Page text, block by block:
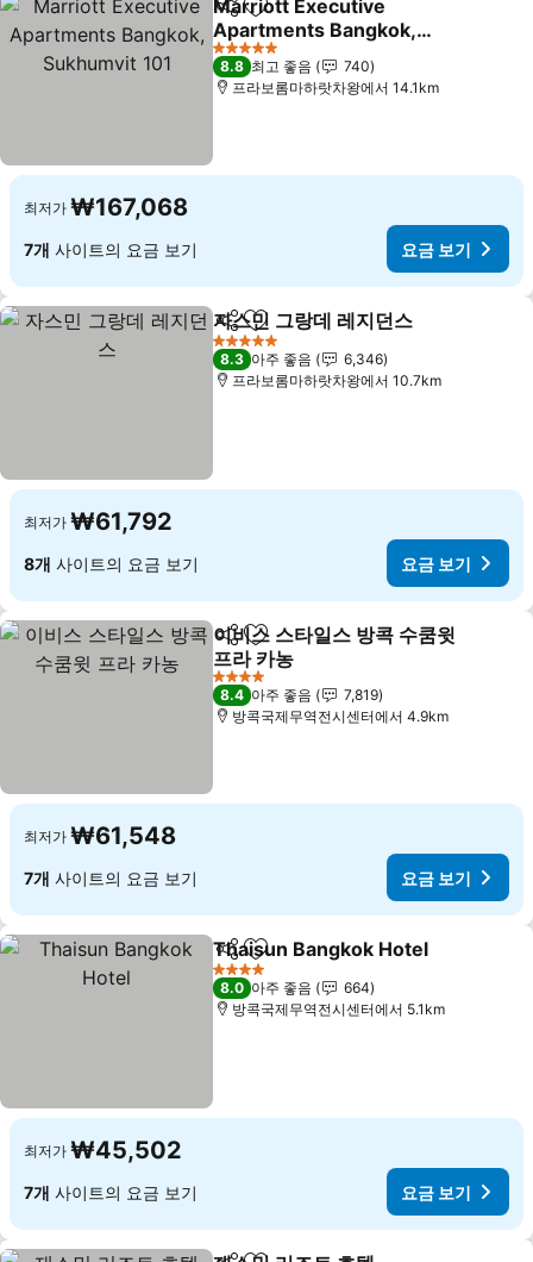
공유 즐겨찾기에 추가
Marriott Executive
Apartments Bangkok,
Sukhumvit 101
5 성급
8.8 최고 좋음
740
프라보롬마하랏차왕에서 14.1km
최저가 ₩167,068
7개 사이트의 요금 보기 요금 보기
공유 즐겨찾기에 추가
자스민 그랑데 레지던스
5 성급
8.3 아주 좋음
6,346
프라보롬마하랏차왕에서 10.7km
최저가 ₩61,792
8개 사이트의 요금 보기 요금 보기
공유 즐겨찾기에 추가
이비스 스타일스 방콕 수쿰윗
프라 카농
4 성급
8.4 아주 좋음
7,819
방콕국제무역전시센터에서 4.9km
최저가 ₩61,548
7개 사이트의 요금 보기 요금 보기
공유 즐겨찾기에 추가
Thaisun Bangkok Hotel
4 성급
8.0 아주 좋음
664
방콕국제무역전시센터에서 5.1km
최저가 ₩45,502
7개 사이트의 요금 보기 요금 보기